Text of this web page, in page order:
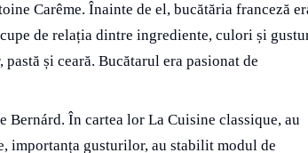
Carême. Înainte de el, bucătăria franceză
de relația dintre ingrediente, culori și
și ceară. Bucătarul era pasionat de
În cartea lor La Cuisine classique, au
importanța gusturilor, au stabilit modul de